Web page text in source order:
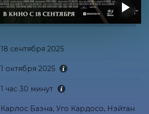
18 сентября 2025
1 октября 2025
1 час 30 минут
Карлос Баэна, Уго Кардосо, Нэйтан